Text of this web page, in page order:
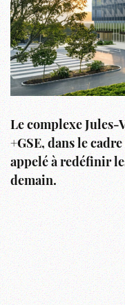
Le complexe Jules-
+GSE, dans le
appelé à redéfinir
demain.